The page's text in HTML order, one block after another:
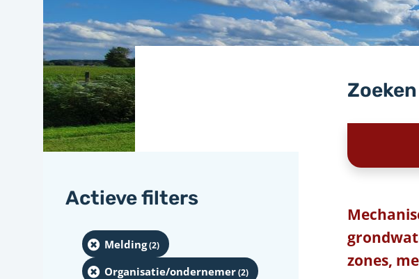
zones,
Actieve filters
Melding(2)
Organisatie/ondernemer(2)